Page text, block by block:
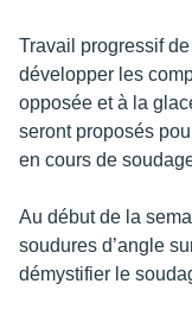
Travail progressif
développer les
opposée et à la
seront proposés
en cours de
Au début de la
soudures d’angle
démystifier le